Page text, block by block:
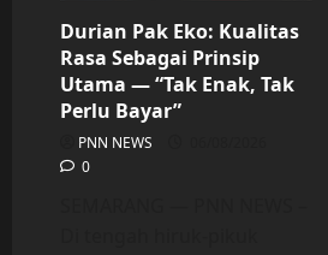
Durian Pak Eko: Kualitas
Rasa Sebagai Prinsip
Utama — “Tak Enak, Tak
Perlu Bayar”
PNN NEWS
0